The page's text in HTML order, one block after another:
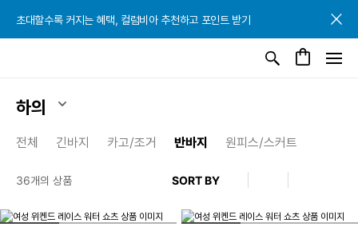
초대할수록 커지는 혜택, 컬럼비아 추천하고 포인트 받기
초대할수록 커지는 혜택, 컬럼비아 추천하고 포인트 받기
초대할수록 커지는 혜택, 컬럼비아 추천하고 포인트 받기
하의
전체 긴바지 카고/조거 반바지 원피스/스커트
36개의 상품